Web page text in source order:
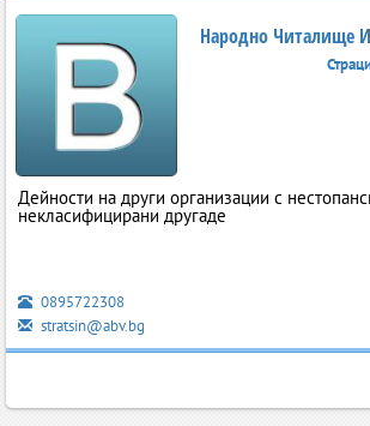
Народно Читалище
Дейности на други организации с
некласифицирани другаде
0895722308
stratsin@abv.bg